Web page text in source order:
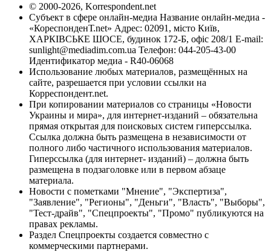
© 2000-2026, Korrespondent.net
Субъект в сфере онлайн-медиа Название онлайн-медиа -
«КореспонденТ.net» Адрес: 02091, місто Київ,
ХАРКІВСЬКЕ ШОСЕ, будинок 172-Б, офіс 208/1 E-mail:
sunlight@mediadim.com.ua Телефон: 044-205-43-00
Идентификатор медиа - R40-06068
Использование любых материалов, размещённых на
сайте, разрешается при условии ссылки на
Корреспондент.net.
При копировании материалов со страницы «Новости
Украины и мира», для интернет-изданий – обязательна
прямая открытая для поисковых систем гиперссылка.
Ссылка должна быть размещена в независимости от
полного либо частичного использования материалов.
Гиперссылка (для интернет- изданий) – должна быть
размещена в подзаголовке или в первом абзаце
материала.
Новости с пометками "Мнение", "Экспертиза",
"Заявление", "Регионы", "Деньги", "Власть", "Выборы",
"Тест-драйв", "Спецпроекты", "Промо" публикуются на
правах рекламы.
Раздел Спецпроекты создается совместно с
коммерческими партнерами.